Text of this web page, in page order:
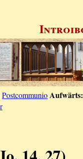
PostcommunioAufwärts: